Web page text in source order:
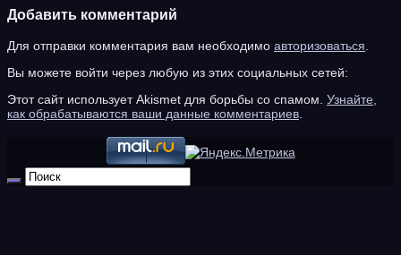
Добавить комментарий
Для отправки комментария вам необходимо авторизоваться
Вы можете войти через любую из этих социальных сетей:
Этот сайт использует Akismet для борьбы со спамом. Узнайте,
как обрабатываются ваши данные комментариев